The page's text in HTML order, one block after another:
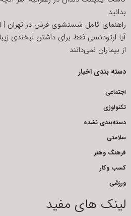
بدانید
راهنمای کامل شستشوی فرش در تهران |
آیا ارتودنسی فقط برای داشتن لبخندی
از بیماران نمی‌دانند
دسته بندی اخبار
اجتماعی
تکنولوژی
دسته‌بندی نشده
سلامتی
فرهنگ وهنر
کسب وکار
ورزشی
لینک های مفید